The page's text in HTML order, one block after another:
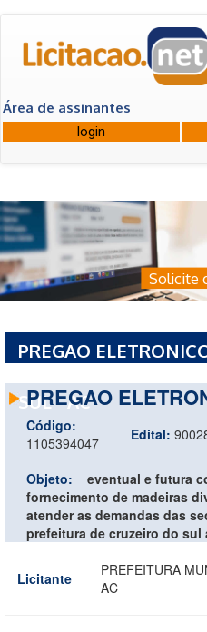
Área de assinantes
Solicite
PREGAO
SUL - AC
PREGAO
Código:
1105394047
Edital:
Objeto:
eventual e futura
fornecimento de madeiras
atender as demandas das
prefeitura de cruzeiro do sul
Licitante
PREFEITURA
AC